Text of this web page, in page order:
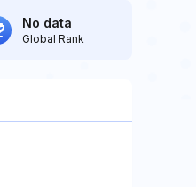
No data
Global Rank